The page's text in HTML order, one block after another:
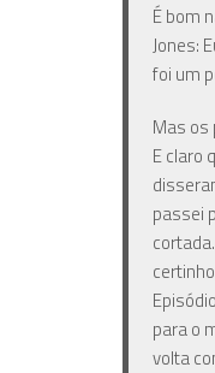
É bom
Jones:
foi um
Mas os
E claro
passei
para o
volta